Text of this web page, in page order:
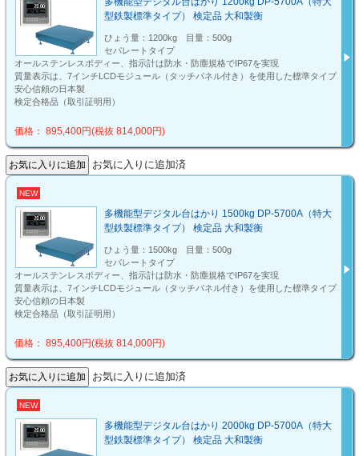
型鉄製標準タイプ） 検定品 大和製衡
ひょう量：1200kg 目量：500g
セパレートタイプ
オールステンレスボディー、指示計は防水・防塵規格でIP67を実現
質量表示は、7インチLCDモジュール（タッチパネル付き）を使用した標準タイプ
安心信頼の日本製
検定合格品（取引証明用）
価格： 895,400円(税抜 814,000円)
お気に入りに追加済
NEW
多機能型デジタル台はかり 1500kg DP-5700A（特大
型鉄製標準タイプ） 検定品 大和製衡
ひょう量：1500kg 目量：500g
セパレートタイプ
オールステンレスボディー、指示計は防水・防塵規格でIP67を実現
質量表示は、7インチLCDモジュール（タッチパネル付き）を使用した標準タイプ
安心信頼の日本製
検定合格品（取引証明用）
価格： 895,400円(税抜 814,000円)
お気に入りに追加済
NEW
多機能型デジタル台はかり 2000kg DP-5700A（特大
型鉄製標準タイプ） 検定品 大和製衡